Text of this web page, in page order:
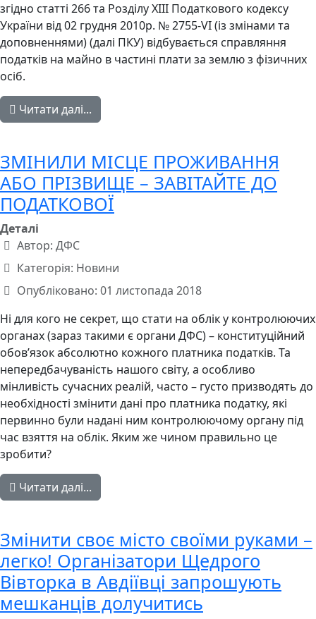
згідно статті 266 та Розділу XIII Податкового кодексу
України від 02 грудня 2010р. № 2755-VI (із змінами та
доповненнями) (далі ПКУ) відбувається справляння
податків на майно в частині плати за землю з фізичних
осіб.
Читати далі...
ЗМІНИЛИ МІСЦЕ ПРОЖИВАННЯ
АБО ПРІЗВИЩЕ – ЗАВІТАЙТЕ ДО
ПОДАТКОВОЇ
Деталі
Автор: ДФС
Категорія: Новини
Опубліковано: 01 листопада 2018
Ні для кого не секрет, що стати на облік у контролюючих
органах (зараз такими є органи ДФС) – конституційний
обов’язок абсолютно кожного платника податків. Та
непередбачуваність нашого світу, а особливо
мінливість сучасних реалій, часто – густо призводять до
необхідності змінити дані про платника податку, які
первинно були надані ним контролюючому органу під
час взяття на облік. Яким же чином правильно це
зробити?
Читати далі...
Змінити своє місто своїми руками –
легко! Організатори Щедрого
Вівторка в Авдіївці запрошують
мешканців долучитись